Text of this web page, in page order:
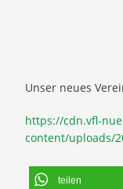
Unser neues
https://cdn.vfl-
content/uploads/
teilen